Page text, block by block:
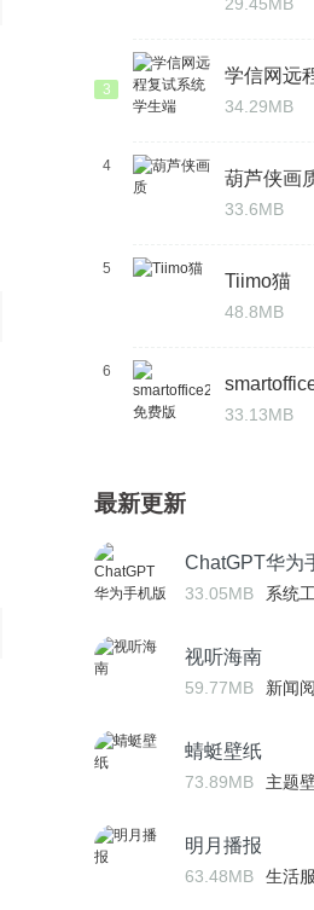
3
学信网远
试系统学
34.29MB
4
葫芦侠画
33.6MB
5
Tiimo猫
48.8MB
6
费版
33.13MB
最新更新
ChatGPT华为
33.05MB 系统
视听海南
59.77MB 新闻
蜻蜓壁纸
73.89MB 主题
明月播报
63.48MB 生活